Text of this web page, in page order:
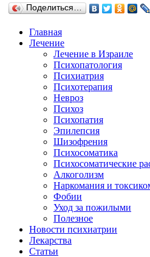
Поделиться…
Главная
Лечение
Лечение в Израиле
Психопатология
Психиатрия
Психотерапия
Невроз
Психоз
Психопатия
Эпилепсия
Шизофрения
Психосоматика
Психосоматические
Алкоголизм
Наркомания и
Фобии
Уход за пожилыми
Полезное
Новости психиатрии
Лекарства
Статьи